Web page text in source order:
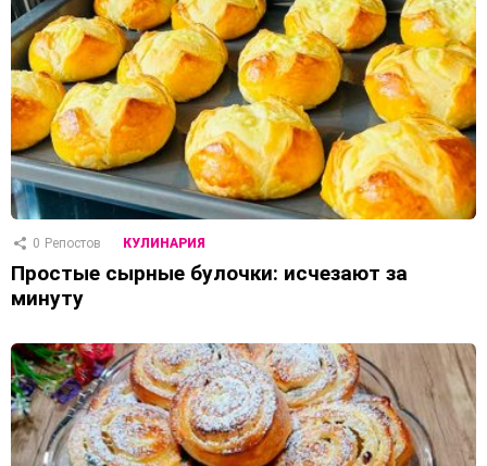
0 Репостов КУЛИНАРИЯ
Простые сырные булочки: исчезают за
минуту